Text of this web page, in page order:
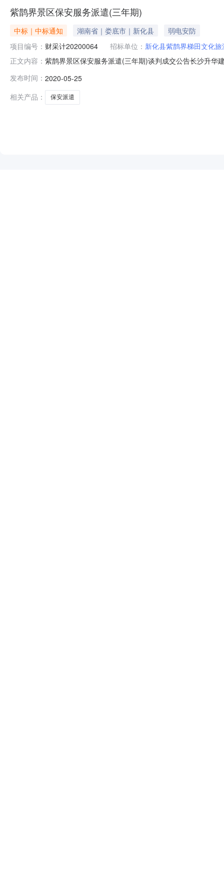
紫鹊界景区保安服务派遣(三年期)
中标｜中标通知 湖南省｜娄底市｜新化县
弱电安防
项目编号： 财采计20200064 招标单位： 新化县紫鹊界梯田文化
正文内容： 紫鹊界景区保安服务派遣(三年期)谈判成交公告长沙升华
(三年期)政府采购编号:新化财采计20200064采购代理编
发布时间： 2020-05-25
相关产品：
保安派遣